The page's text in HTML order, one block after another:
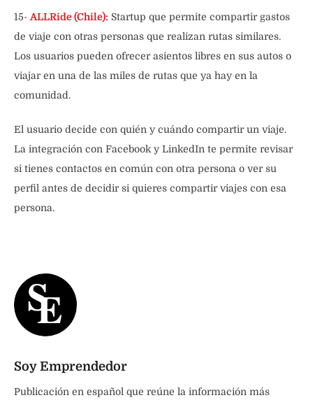
15-ALLRide (Chile): Startup que permite compartir gastos
de viaje con otras personas que realizan rutas similares.
Los usuarios pueden ofrecer asientos libres en sus autos o
viajar en una de las miles de rutas que ya hay en la
comunidad.
El usuario decide con quién y cuándo compartir un viaje.
La integración con Facebook y LinkedIn te permite revisar
si tienes contactos en común con otra persona o ver su
perfil antes de decidir si quieres compartir viajes con esa
persona.
Soy Emprendedor
Publicación en español que reúne la información más